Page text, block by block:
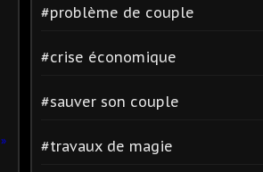
#problème de couple
#crise économique
#sauver son couple
#travaux de magie